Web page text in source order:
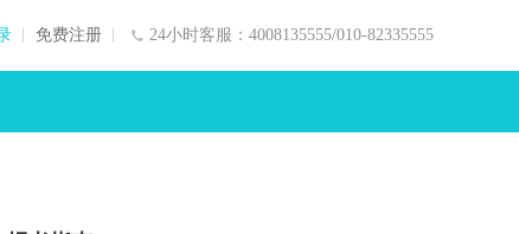
24小时客服：4008135555/010-82335555
免费注册